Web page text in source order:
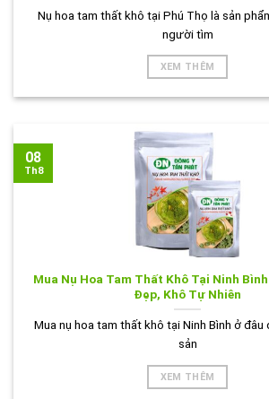
Nụ hoa tam thất khô tại Phú Thọ là sản
người tìm
XEM THÊM
Mua Nụ Hoa Tam Thất Khô Tại Ninh
Đẹp, Khô Tự Nhiên
Mua nụ hoa tam thất khô tại Ninh Bình ở
sản
XEM THÊM
08
Th8